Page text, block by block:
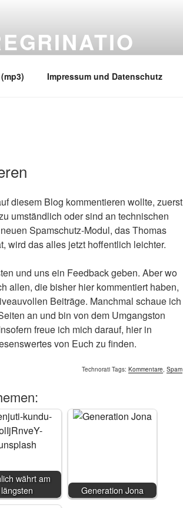
Impressum und Datenschutz
diesem Blog kommentieren wollte, zuerst
umständlich oder sind an technischen
Spamschutz-Modul, das Thomas
wird das alles jetzt hoffentlich leichter.
und uns ein Feedback geben. Aber wo
allen, die bisher hier kommentiert haben,
Beiträge. Manchmal schaue ich
an und bin von dem Umgangston
freue ich mich darauf, hier in
von Euch zu finden.
Technorati Tags:Kommentare,Spam
währt am
längsten
Generation Jona